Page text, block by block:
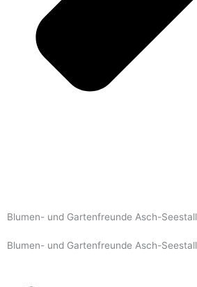
Blumen- und Gartenfreunde Asch-Seestall
Blumen- und Gartenfreunde Asch-Seestall